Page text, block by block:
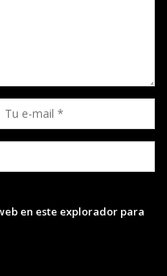
en este explorador para